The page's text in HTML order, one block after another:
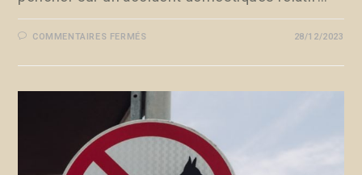
COMMENTAIRES FERMÉS 28/12/2023